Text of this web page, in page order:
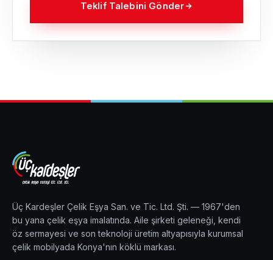
Teklif Talebini Gönder
Üç Kardeşler Çelik Eşya San. ve Tic. Ltd. Şti. — 1967'den
bu yana çelik eşya imalatında. Aile şirketi geleneği, kendi
öz sermayesi ve son teknoloji üretim altyapısıyla kurumsal
çelik mobilyada Konya'nın köklü markası.